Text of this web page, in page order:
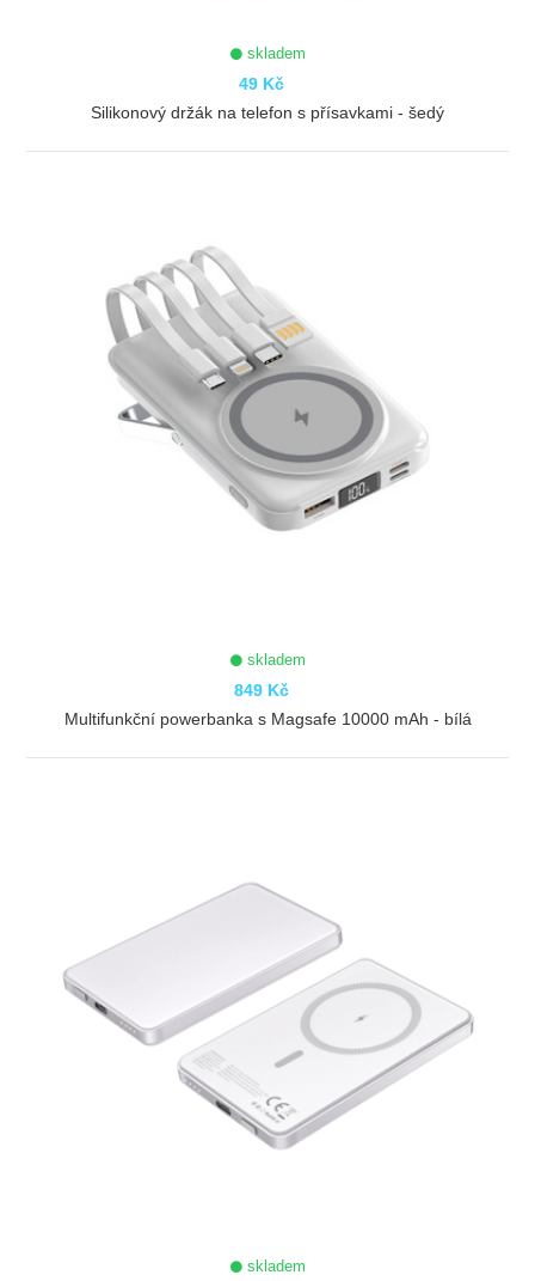
skladem
49 Kč
Silikonový držák na telefon s přísavkami - šedý
skladem
849 Kč
Multifunkční powerbanka s Magsafe 10000 mAh - bílá
skladem